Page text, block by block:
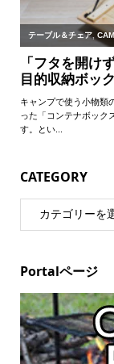
CATEGORY
Portalページ